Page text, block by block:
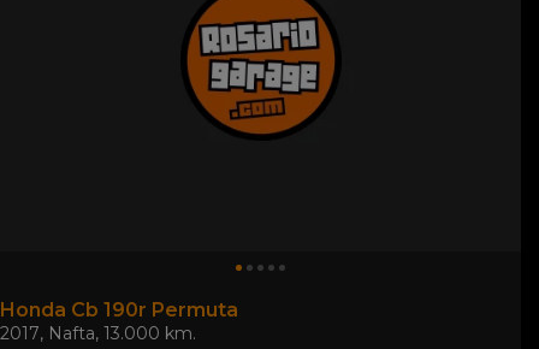
Honda Cb 190r Permuta
2017, Nafta, 13.000 km.